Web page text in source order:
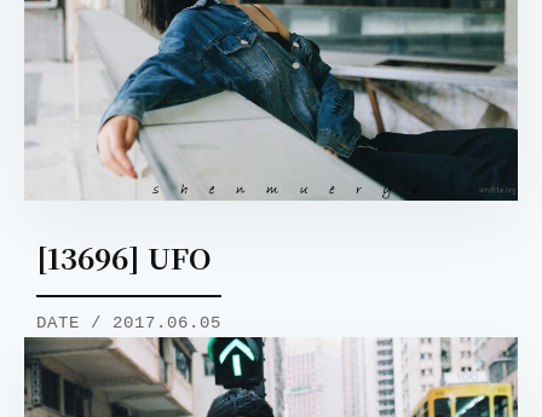
[13696] UFO
DATE / 2017.06.05